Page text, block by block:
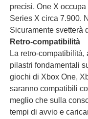
precisi, One X
Series X circa 7.900.
Sicuramente svetterà
Retro-compatibilità
La retro-compatibilità,
pilastri fondamentali
giochi di Xbox One,
saranno compatibili
meglio che sulla
tempi di avvio e